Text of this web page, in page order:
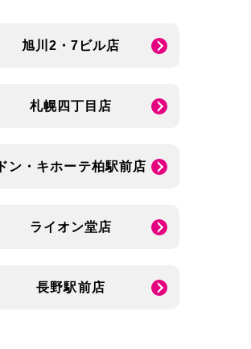
旭川2・7ビル店
札幌四丁目店
ドン・キホーテ柏駅前店
ライオン堂店
長野駅前店